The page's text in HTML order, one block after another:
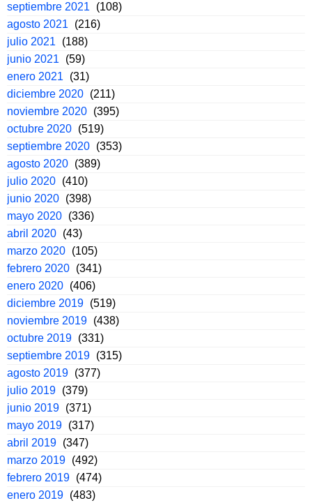
septiembre 2021
(108)
agosto 2021
(216)
julio 2021
(188)
junio 2021
(59)
enero 2021
(31)
diciembre 2020 (211)
noviembre 2020 (395)
octubre 2020 (519)
septiembre 2020 (353)
agosto 2020 (389)
julio 2020 (410)
junio 2020 (398)
mayo 2020 (336)
abril 2020 (43)
marzo 2020 (105)
febrero 2020 (341)
enero 2020 (406)
diciembre 2019 (519)
noviembre 2019 (438)
octubre 2019 (331)
septiembre 2019 (315)
agosto 2019 (377)
julio 2019 (379)
junio 2019 (371)
mayo 2019 (317)
abril 2019 (347)
marzo 2019 (492)
febrero 2019 (474)
enero 2019 (483)